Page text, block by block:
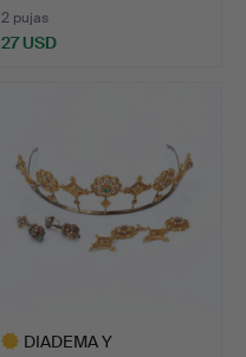
2 pujas
27 USD
DIADEMA Y